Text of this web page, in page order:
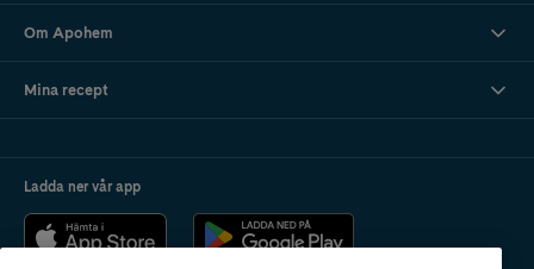
Om Apohem
Mina recept
Ladda ner vår app